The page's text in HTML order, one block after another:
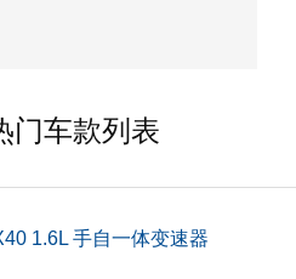
门车款列表
1.6L 手自一体变速器